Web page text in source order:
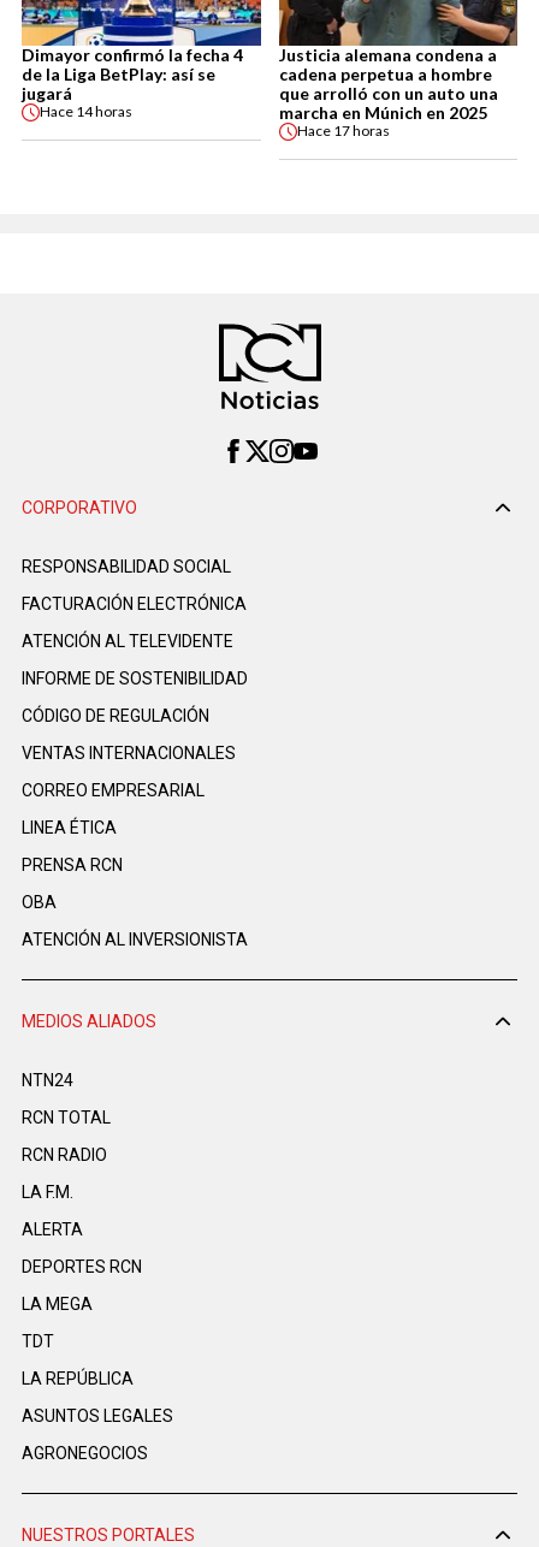
Dimayor confirmó la fecha 4
de la Liga BetPlay: así se
jugará
Hace 14 horas
Justicia alemana condena a
cadena perpetua a hombre
que arrolló con un auto una
marcha en Múnich en 2025
Hace 17 horas
CORPORATIVO
RESPONSABILIDAD SOCIAL
FACTURACIÓN ELECTRÓNICA
ATENCIÓN AL TELEVIDENTE
INFORME DE SOSTENIBILIDAD
CÓDIGO DE REGULACIÓN
VENTAS INTERNACIONALES
CORREO EMPRESARIAL
LINEA ÉTICA
PRENSA RCN
OBA
ATENCIÓN AL INVERSIONISTA
MEDIOS ALIADOS
NTN24
RCN TOTAL
RCN RADIO
LA F.M.
ALERTA
DEPORTES RCN
LA MEGA
TDT
LA REPÚBLICA
ASUNTOS LEGALES
AGRONEGOCIOS
NUESTROS PORTALES